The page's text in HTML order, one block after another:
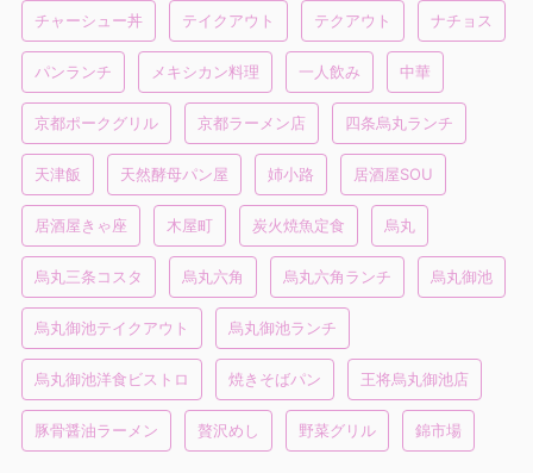
チャーシュー丼 テイクアウト テクアウト ナチョス
パンランチ メキシカン料理 一人飲み 中華
京都ポークグリル 京都ラーメン店 四条烏丸ランチ
天津飯 天然酵母パン屋 姉小路 居酒屋SOU
居酒屋きゃ座 木屋町 炭火焼魚定食 烏丸
烏丸三条コスタ 烏丸六角 烏丸六角ランチ 烏丸御池
烏丸御池テイクアウト 烏丸御池ランチ
烏丸御池洋食ビストロ 焼きそばパン 王将烏丸御池店
豚骨醤油ラーメン 贅沢めし 野菜グリル 錦市場